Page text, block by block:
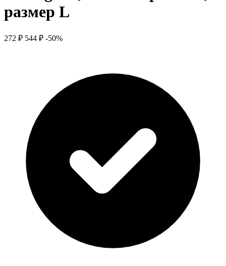
размер L
272 ₽ 544 ₽ -50%